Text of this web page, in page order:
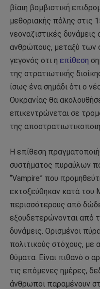
βίαιη βομβιστική
μεθοριακής πόλης στις
νεοναζιστικές
ανθρώπους, μεταξύ των
γεγονός ότι η επίθεση
της στρατιωτικής
ίσως ένα σημάδι ότι ο
Ουκρανίας θα
επικεντρώνεται σε
της
Η επίθεση
συστήματος πυραύλων
“Vampire” που
εκτοξεύθηκαν κατά του
περισσότερους από
εξουδετερώνονται από
δυνάμεις. Ορισμένοι
πολιτικούς στόχους, με
θύματα. Είναι πιθανό ο
τις επόμενες ημέρες,
άνθρωποι παραμένουν